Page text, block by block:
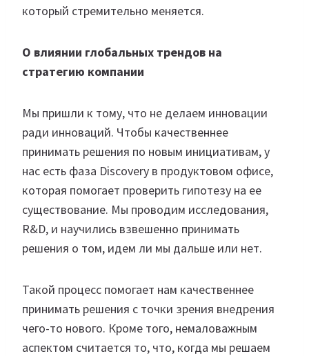
который стремительно меняется.
О влиянии глобальных трендов на
стратегию компании
Мы пришли к тому, что не делаем инновации
ради инноваций. Чтобы качественнее
принимать решения по новым инициативам, у
нас есть фаза Discovery в продуктовом офисе,
которая помогает проверить гипотезу на ее
существование. Мы проводим исследования,
R&D, и научились взвешенно принимать
решения о том, идем ли мы дальше или нет.
Такой процесс помогает нам качественнее
принимать решения с точки зрения внедрения
чего-то нового. Кроме того, немаловажным
аспектом считается то, что, когда мы решаем